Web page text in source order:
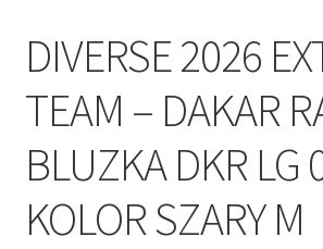
DIVERSE 2026
TEAM – DAKAR
BLUZKA DKR LG
KOLOR SZARY M